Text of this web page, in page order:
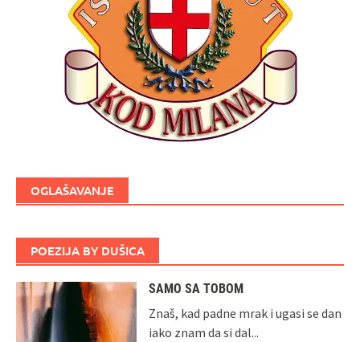
OGLAŠAVANJE
POEZIJA BY DUŠICA
SAMO SA TOBOM
Znaš, kad padne mrak i ugasi se dan
iako znam da si dal...